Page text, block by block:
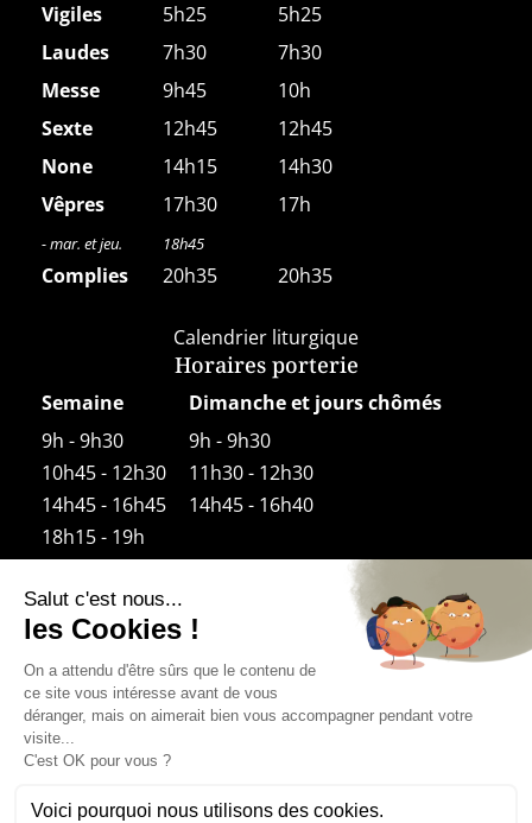
Vigiles
5h25
5h25
Laudes
7h30
7h30
Messe
9h45
10h
Sexte
12h45
12h45
None
14h15
14h30
Vêpres
17h30 17h
- mar. et jeu. 18h45
Complies 20h35 20h35
Calendrier liturgique
Horaires porterie
Semaine
Dimanche et jours chômés
9h - 9h30
9h - 9h30
10h45 - 12h30
11h30 - 12h30
14h45 - 16h45
14h45 - 16h40
18h15 - 19h
Horaires boutique
Semaine
9h30 – 12h30
14h00 – 18h30
Le samedi 14h30-18h30
Dimanche et jours fériés
11h30 (après la Messe) – 12h30